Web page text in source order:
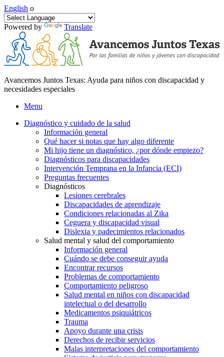
English o
Powered by Translate
Avancemos Juntos Texas: Ayuda para niños con discapacidad y
necesidades especiales
Menu
Diagnóstico y cuidado de la salud
Información general
Qué hacer si notas que hay algo diferente
Mi hijo tiene un diagnóstico, ¿por dónde empiezo?
Diagnósticos para discapacidades
Intervención Temprana en la Infancia (ECI)
Preguntas frecuentes
Diagnósticos
Lesiones cerebrales
Discapacidades de aprendizaje
Condiciones relacionadas al Zika
Ceguera y discapacidad visual
Dislexia y padecimientos relacionados
Salud mental y salud del comportamiento
Información general
Cuándo se debe conseguir ayuda
Encontrar recursos
Problemas de comportamiento
Comportamiento peligroso
Salud mental en niños con discapacidad
intelectual o del desarrollo
Medicamentos psiquiátricos
Trauma
Apoyo durante una crisis
Derechos de recibir servicios
Malas interpretaciones del comportamiento